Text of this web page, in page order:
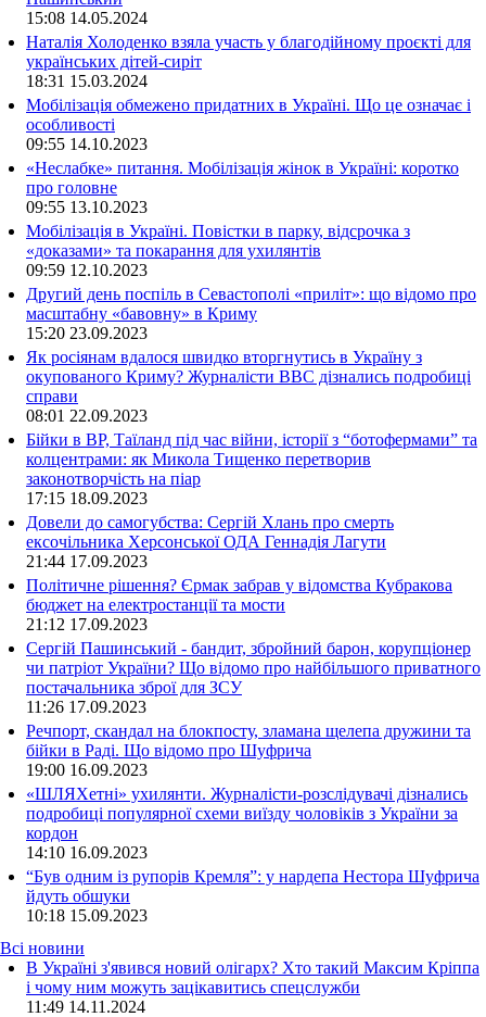
15:08 14.05.2024
Наталія Холоденко взяла участь у благодійному проєкті для
українських дітей-сиріт
18:31 15.03.2024
Мобілізація обмежено придатних в Україні. Що це означає і
особливості
09:55 14.10.2023
«Неслабке» питання. Мобілізація жінок в Україні: коротко
про головне
09:55 13.10.2023
Мобілізація в Україні. Повістки в парку, відсрочка з
«доказами» та покарання для ухилянтів
09:59 12.10.2023
Другий день поспіль в Севастополі «приліт»: що відомо про
масштабну «бавовну» в Криму
15:20 23.09.2023
Як росіянам вдалося швидко вторгнутись в Україну з
окупованого Криму? Журналісти ВВС дізнались подробиці
справи
08:01 22.09.2023
Бійки в ВР, Таїланд під час війни, історії з “ботофермами” та
колцентрами: як Микола Тищенко перетворив
законотворчість на піар
17:15 18.09.2023
Довели до самогубства: Сергій Хлань про смерть
ексочільника Херсонської ОДА Геннадія Лагути
21:44 17.09.2023
Політичне рішення? Єрмак забрав у відомства Кубракова
бюджет на електростанції та мости
21:12 17.09.2023
Сергій Пашинський - бандит, збройний барон, корупціонер
чи патріот України? Що відомо про найбільшого приватного
постачальника зброї для ЗСУ
11:26 17.09.2023
Речпорт, скандал на блокпосту, зламана щелепа дружини та
бійки в Раді. Що відомо про Шуфрича
19:00 16.09.2023
«ШЛЯХетні» ухилянти. Журналісти-розслідувачі дізнались
подробиці популярної схеми виїзду чоловіків з України за
кордон
14:10 16.09.2023
“Був одним із рупорів Кремля”: у нардепа Нестора Шуфрича
йдуть обшуки
10:18 15.09.2023
Всі новини
В Україні з'явився новий олігарх? Хто такий Максим Кріппа
і чому ним можуть зацікавитись спецслужби
11:49 14.11.2024